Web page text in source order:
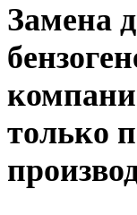
Замена
только